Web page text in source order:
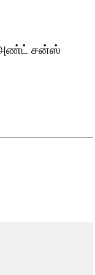
அண்ட் சன்ஸ்